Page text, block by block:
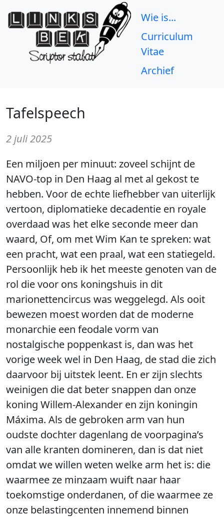
Wie is...
Curriculum
Vitae
Archief
Tafelspeech
2 juli 2025
Een miljoen per minuut: zoveel schijnt de
NAVO-top in Den Haag al met al gekost te
hebben. Voor de echte liefhebber van uiterlijk
vertoon, diplomatieke decadentie en royale
overdaad was het elke seconde meer dan
waard, Of, om met Wim Kan te spreken: wat
een pracht, wat een praal, wat een statiegeld.
Persoonlijk heb ik het meeste genoten van de
rol die voor ons koningshuis in dit
marionettencircus was weggelegd. Als ooit
bewezen moest worden dat de moderne
monarchie een feodale vorm van
nostalgische poppenkast is, dan was het
vorige week wel in Den Haag, de stad die zich
daarvoor bij uitstek leent. En er zijn slechts
weinigen die dat beter snappen dan onze
koning Willem-Alexander en zijn koningin
Máxima. Als de gebroken arm van hun
oudste dochter dagenlang de voorpagina’s
van alle kranten domineren, dan is dat niet
omdat we willen weten welke arm het is: die
waarmee ze minzaam wuift naar haar
toekomstige onderdanen, of die waarmee ze
onze belastingcenten innemend binnen